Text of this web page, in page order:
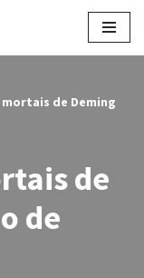
mortais de Deming
de
de